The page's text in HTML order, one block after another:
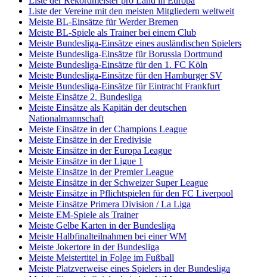
Liste der Vereine mit den meisten Mitgliedern weltweit
Meiste BL-Einsätze für Werder Bremen
Meiste BL-Spiele als Trainer bei einem Club
Meiste Bundesliga-Einsätze eines ausländischen Spielers
Meiste Bundesliga-Einsätze für Borussia Dortmund
Meiste Bundesliga-Einsätze für den 1. FC Köln
Meiste Bundesliga-Einsätze für den Hamburger SV
Meiste Bundesliga-Einsätze für Eintracht Frankfurt
Meiste Einsätze 2. Bundesliga
Meiste Einsätze als Kapitän der deutschen
Nationalmannschaft
Meiste Einsätze in der Champions League
Meiste Einsätze in der Eredivisie
Meiste Einsätze in der Europa League
Meiste Einsätze in der Ligue 1
Meiste Einsätze in der Premier League
Meiste Einsätze in der Schweizer Super League
Meiste Einsätze in Pflichtspielen für den FC Liverpool
Meiste Einsätze Primera Division / La Liga
Meiste EM-Spiele als Trainer
Meiste Gelbe Karten in der Bundesliga
Meiste Halbfinalteilnahmen bei einer WM
Meiste Jokertore in der Bundesliga
Meiste Meistertitel in Folge im Fußball
Meiste Platzverweise eines Spielers in der Bundesliga